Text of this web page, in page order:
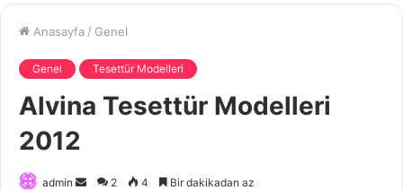
Anasayfa / Genel
Genel Tesettür Modelleri
Alvina Tesettür Modelleri
2012
admin
Bir
2 4 Bir dakikadan az